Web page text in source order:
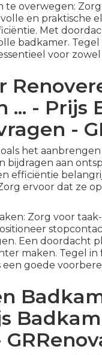
te overwegen:
en praktische
Met
badkamer. Tegel
voor
... -
-
het
bijdragen aan
efficiëntie
ervoor dat ze
Zorg voor
Een doordacht
maken. Tegel in
goede